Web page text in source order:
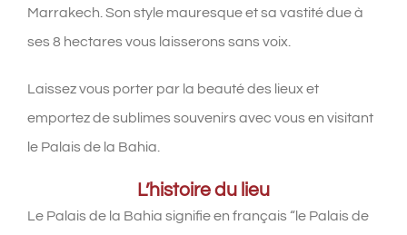
Marrakech. Son style mauresque et sa vastité due à
ses 8 hectares vous laisserons sans voix.
Laissez vous porter par la beauté des lieux et
emportez de sublimes souvenirs avec vous en visitant
le Palais de la Bahia.
L’histoire du lieu
Le Palais de la Bahia signifie en français “le Palais de